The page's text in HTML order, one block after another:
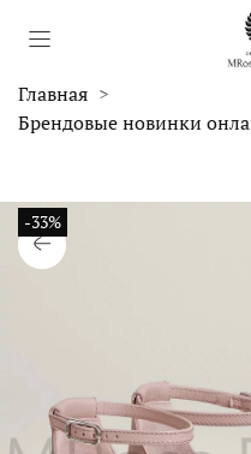
Главная
Брендовые новинки
-33%